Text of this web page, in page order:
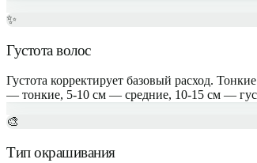
✨
Густота волос
Густота корректирует базовый расход.
— тонкие, 5-10 см — средние, 10-15 см —
🎨
Тип окрашивания